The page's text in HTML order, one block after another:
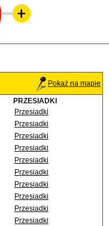
Pokaż na mapie
PRZESIADKI
Przesiadki
Przesiadki
Przesiadki
Przesiadki
Przesiadki
Przesiadki
Przesiadki
Przesiadki
Przesiadki
Przesiadki